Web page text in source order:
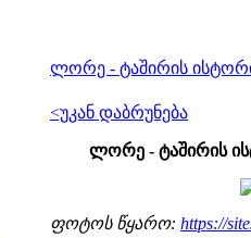
ლორე - ტაშირის
<უკან დაბრუნება
ლორე - ტაშირის
ფოტოს წყარო: https://